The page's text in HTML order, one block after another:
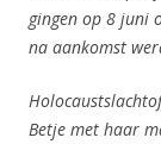
gingen op 8 juni
na aankomst
Betje met haar